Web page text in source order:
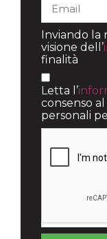
Inviando la
visione dell’
finalità
Letta l’
consenso
personali